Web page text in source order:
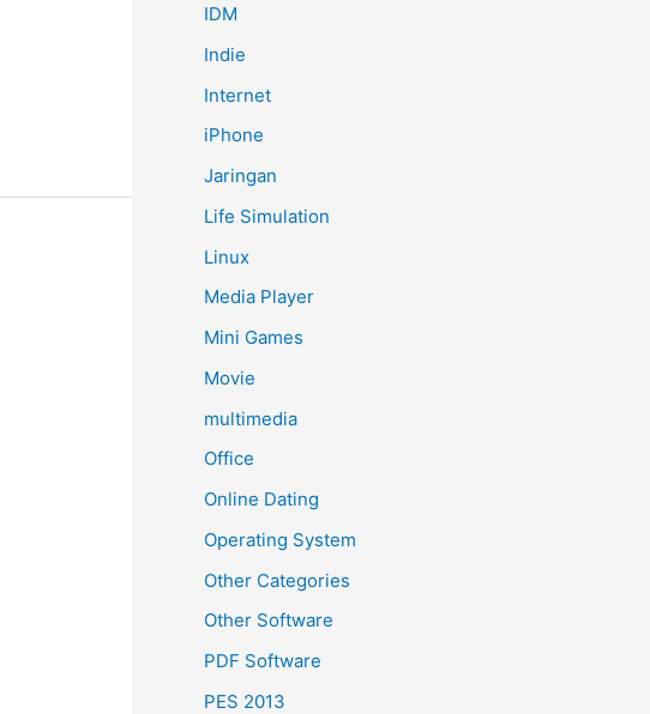
IDM
Indie
Internet
iPhone
Jaringan
Life Simulation
Linux
Media Player
Mini Games
Movie
multimedia
Office
Online Dating
Operating System
Other Categories
Other Software
PDF Software
PES 2013